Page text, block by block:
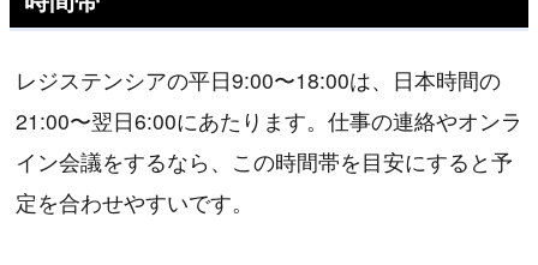
レジステンシアの平日9:00〜18:00は、日本時間の
21:00〜翌日6:00にあたります。仕事の連絡やオンラ
イン会議をするなら、この時間帯を目安にすると予
定を合わせやすいです。